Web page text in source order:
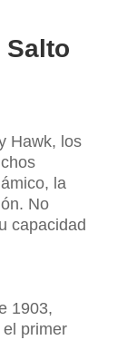
Salto
Hawk, los
la
No
capacidad
1903,
primer